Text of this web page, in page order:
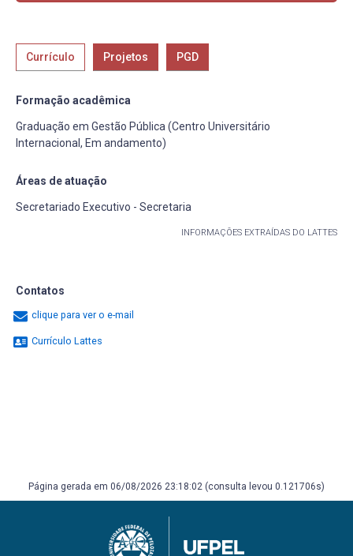
Currículo Projetos PGD
Formação acadêmica
Graduação em Gestão Pública (Centro Universitário
Internacional, Em andamento)
Áreas de atuação
Secretariado Executivo - Secretaria
INFORMAÇÕES EXTRAÍDAS DO LATTES
Contatos
clique para ver o e-mail
Currículo Lattes
Página gerada em 06/08/2026 23:18:02 (consulta levou 0.121706s)